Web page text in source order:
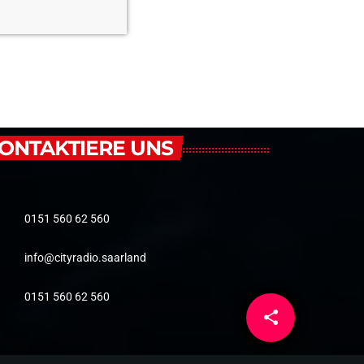
share
email
UNS
0151 560 62 560
info@cityradio.saarland
0151 560 62 560